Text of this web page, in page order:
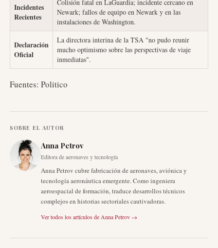
Incidentes
Recientes
Colisión fatal en LaGuardia; incidente cercano en
Newark; fallos de equipo en Newark y en las
instalaciones de Washington.
Declaración
Oficial
La directora interina de la TSA "no pudo reunir
mucho optimismo sobre las perspectivas de viaje
inmediatas".
Fuentes: Politico
SOBRE EL AUTOR
Anna Petrov
Editora de aeronaves y tecnología
Anna Petrov cubre fabricación de aeronaves, aviónica y
tecnología aeronáutica emergente. Como ingeniera
aeroespacial de formación, traduce desarrollos técnicos
complejos en historias sectoriales cautivadoras.
Ver todos los artículos de Anna Petrov →